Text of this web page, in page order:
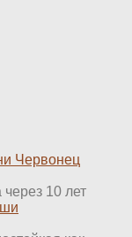
Червонец
10 лет